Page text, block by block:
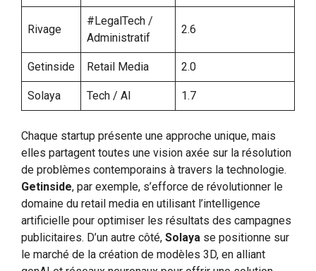
Rivage
#LegalTech /
Administratif
2.6
Getinside Retail Media 2.0
Solaya Tech / AI 1.7
Chaque startup présente une approche unique, mais
elles partagent toutes une vision axée sur la résolution
de problèmes contemporains à travers la technologie.
Getinside, par exemple, s’efforce de révolutionner le
domaine du retail media en utilisant l’intelligence
artificielle pour optimiser les résultats des campagnes
publicitaires. D’un autre côté, Solaya se positionne sur
le marché de la création de modèles 3D, en alliant